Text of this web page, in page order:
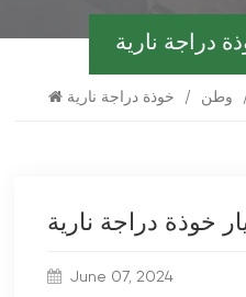
دراجة نارية
وطن / خوذة دراجة نارية
خوذة دراجة نارية
June 07, 2024